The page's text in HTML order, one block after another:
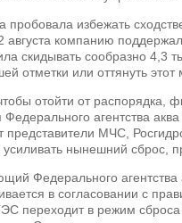
избежать
августа компанию
скидывать сообразно 4,3
отметки или оттянуть
отойти от распорядка,
Федерального агентства
представители МЧС,
усиливать нынешний сброс,
Федерального
в согласовании с
переходит в режим